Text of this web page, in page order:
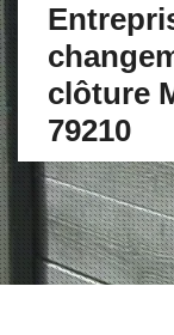
clôture
79210